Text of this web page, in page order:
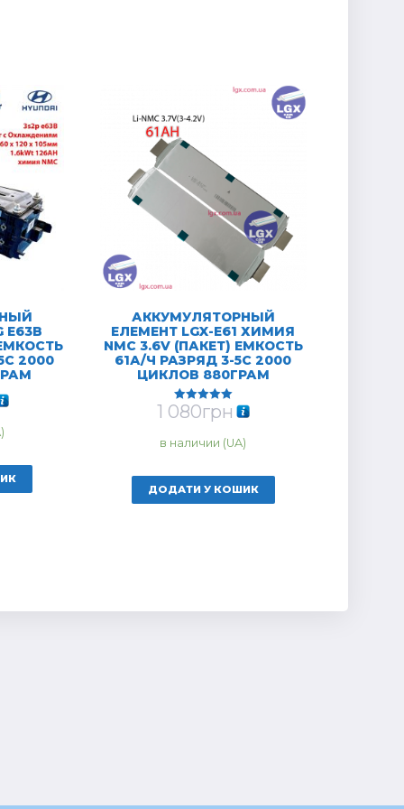
E63B
2000
АККУМУЛЯТОРНЫЙ
ЕЛЕМЕНТ LGX-E61 ХИМИЯ
NMC 3.6V (ПАКЕТ) ЕМКОСТЬ
61А/Ч РАЗРЯД 3-5C 2000
ЦИКЛОВ 880ГРАМ
Оцінено в
5.00
1 080грн
в наличии (UA)
ДОДАТИ У КОШИК